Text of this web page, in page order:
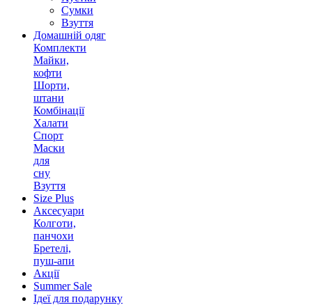
Сумки
Взуття
Домашній одяг
Комплекти
Майки,
кофти
Шорти,
штани
Комбінації
Халати
Спорт
Маски
для
сну
Взуття
Size Plus
Аксесуари
Колготи,
панчохи
Бретелі,
пуш-апи
Акції
Summer Sale
Ідеї для подарунку